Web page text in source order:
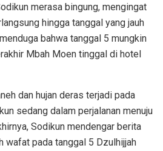
merasa bingung, mengingat
hingga tanggal yang jauh
bahwa tanggal 5 mungkin
Mbah Moen tinggal di hotel
dan hujan deras terjadi pada
sedang dalam perjalanan menuju
Sodikun mendengar berita
wafat pada tanggal 5 Dzulhijjah